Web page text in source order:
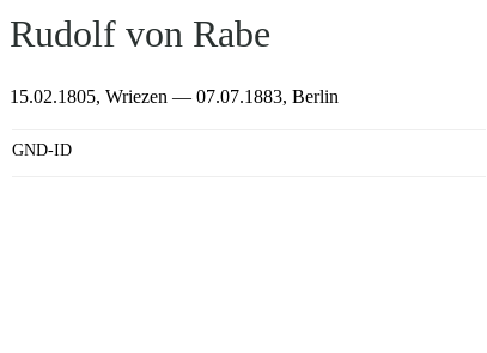
Rudolf von Rabe
15.02.1805, Wriezen — 07.07.1883, Berlin
GND-ID